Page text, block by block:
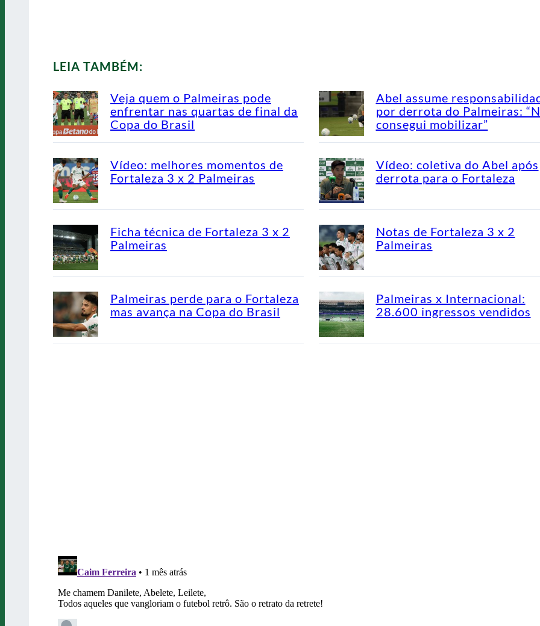
LEIA TAMBÉM:
Veja quem o Palmeiras pode
enfrentar nas quartas de final da
Copa do Brasil
Abel assume
por derrota do Palmeiras:
consegui mobilizar”
Vídeo: melhores momentos de
Fortaleza 3 x 2 Palmeiras
Vídeo: coletiva do Abel após
derrota para o Fortaleza
Ficha técnica de Fortaleza 3 x 2
Palmeiras
Notas de Fortaleza 3 x 2
Palmeiras
Palmeiras perde para o Fortaleza
mas avança na Copa do Brasil
Palmeiras x Internacional:
28.600 ingressos vendidos